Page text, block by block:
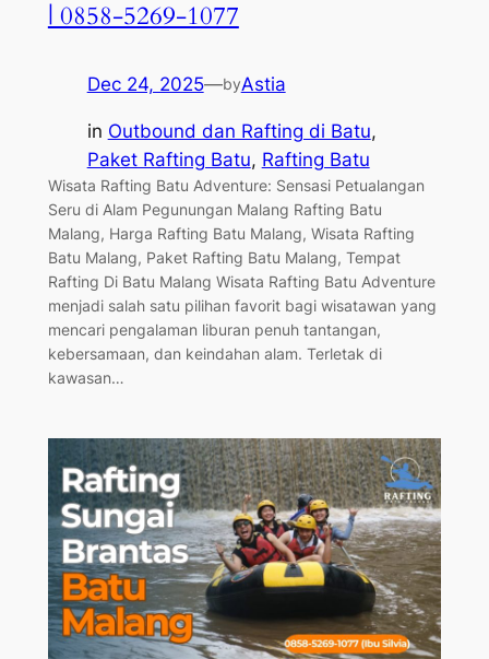
| 0858-5269-1077
Dec 24, 2025—byAstia
in Outbound dan Rafting di Batu
Paket Rafting Batu, Rafting Batu
Wisata Rafting Batu Adventure: Sensasi Petualangan
Seru di Alam Pegunungan Malang Rafting Batu
Malang, Harga Rafting Batu Malang, Wisata Rafting
Batu Malang, Paket Rafting Batu Malang, Tempat
Rafting Di Batu Malang Wisata Rafting Batu Adventure
menjadi salah satu pilihan favorit bagi wisatawan yang
mencari pengalaman liburan penuh tantangan,
kebersamaan, dan keindahan alam. Terletak di
kawasan…